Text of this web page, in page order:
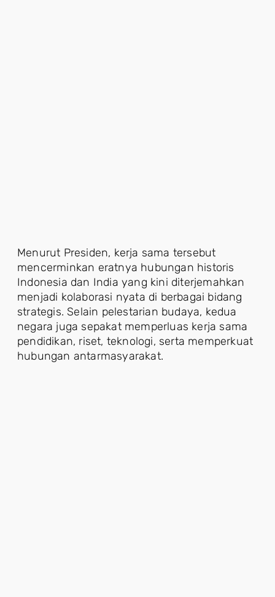
Menurut Presiden, kerja sama tersebut
mencerminkan eratnya hubungan historis
Indonesia dan India yang kini diterjemahkan
menjadi kolaborasi nyata di berbagai bidang
strategis. Selain pelestarian budaya, kedua
negara juga sepakat memperluas kerja sama
pendidikan, riset, teknologi, serta memperkuat
hubungan antarmasyarakat.